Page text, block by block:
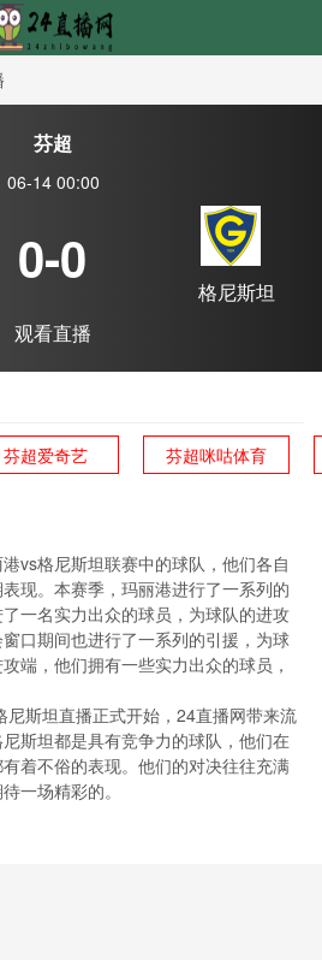
芬超
06-14 00:00
0-0
格尼斯坦
观看直播
芬超爱奇艺 芬超咪咕体育
vs格尼斯坦联赛中的球队，他们各自
现。本赛季，玛丽港进行了一系列的
一名实力出众的球员，为球队的进攻
口期间也进行了一系列的引援，为球
端，他们拥有一些实力出众的球员，
斯坦直播正式开始，24直播网带来流
斯坦都是具有竞争力的球队，他们在
着不俗的表现。他们的对决往往充满
一场精彩的。